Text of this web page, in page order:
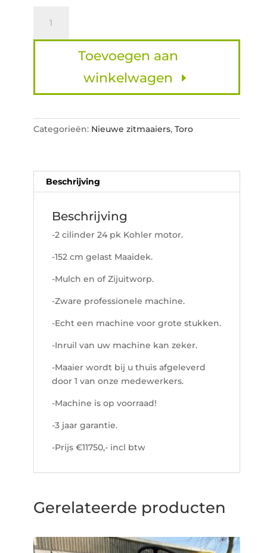
Titan
ZXM6075
Toevoegen aan
winkelwagen
Categorieën: Nieuwe zitmaaiers, Toro
Beschrijving
Beschrijving
-2 cilinder 24 pk Kohler motor.
-152 cm gelast Maaidek.
-Mulch en of Zijuitworp.
-Zware professionele machine.
-Echt een machine voor grote stukken.
-Inruil van uw machine kan zeker.
-Maaier wordt bij u thuis afgeleverd
door 1 van onze medewerkers.
-Machine is op voorraad!
-3 jaar garantie.
-Prijs €11750,- incl btw
Gerelateerde producten